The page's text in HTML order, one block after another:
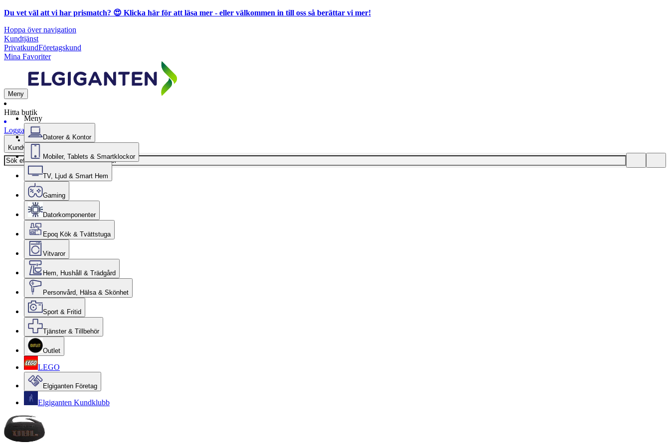
Du vet väl att vi har prismatch? 😍 Klicka här för att läsa mer - eller välkommen in till oss så berättar vi mer!
Hoppa över navigation
Kundtjänst
PrivatkundFöretagskund
Mina Favoriter
Meny
Hitta butik
Logga in
Kundvagn
Meny
Datorer & Kontor
Mobiler, Tablets & Smartklockor
TV, Ljud & Smart Hem
Gaming
Datorkomponenter
Epoq Kök & Tvättstuga
Vitvaror
Hem, Hushåll & Trädgård
Personvård, Hälsa & Skönhet
Sport & Fritid
Tjänster & Tillbehör
Outlet
LEGO
Elgiganten Företag
Elgiganten Kundklubb